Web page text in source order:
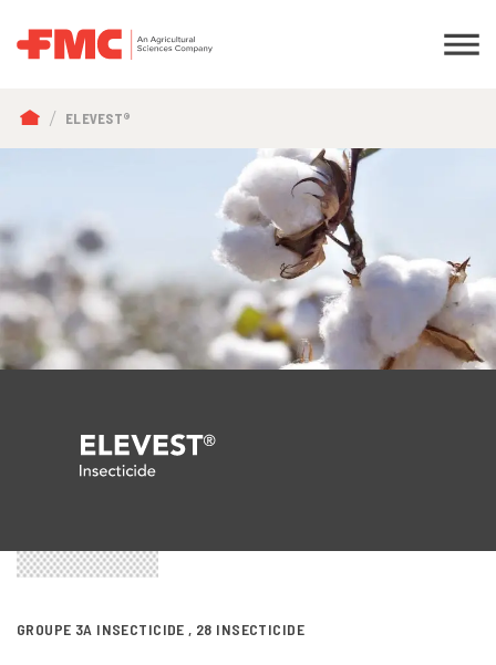
FIL
D'ARIANE
ELEVEST®
GROUPE 3A INSECTICIDE , 28 INSECTICIDE